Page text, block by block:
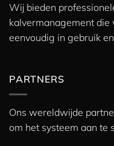
Wij bieden
kalvermanagement die
eenvoudig in gebruik
PARTNERS
Ons wereldwijde
om het systeem aan te